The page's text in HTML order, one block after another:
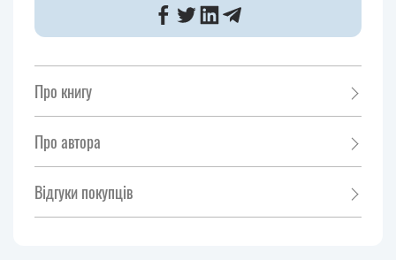
Про книгу
Про автора
Відгуки покупців